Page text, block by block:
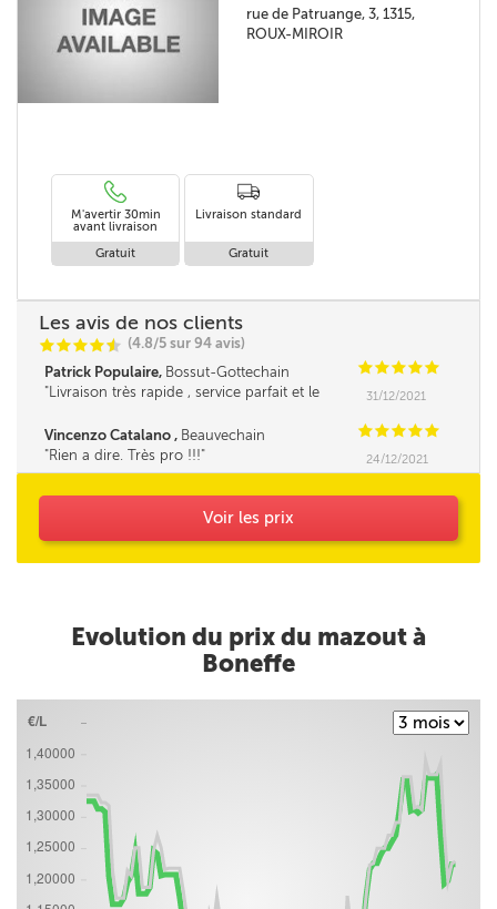
rue de Patruange, 3, 1315,
ROUX-MIROIR
M'avertir 30min
avant livraison
Gratuit
Livraison standard
Gratuit
Les avis de nos clients
CCCCi
@ (4.8/5 sur 94 avis)
Patrick Populaire, Bossut-Gottechain CCCCC
Livraison très rapide , service parfait et le
c'est le prix bas d'une bonne central d'achat , à
recommander . Merci ***
31/12/2021
Vincenzo Catalano , Beauvechain CCCCC
Rien a dire. Très pro !!!
24/12/2021
Voir les prix
Evolution du prix du mazout à
Boneffe